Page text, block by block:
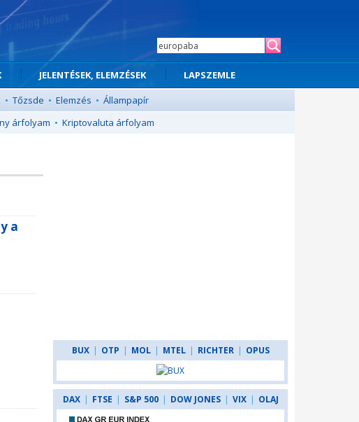
JELENTÉSEK, ELEMZÉSEK
LAPSZEMLE
• Tőzsde • Elemzés • Állampapír
árfolyam • Kriptovaluta árfolyam
a
BUX | OTP | MOL | MTEL | RICHTER | OPUS
DAX | FTSE | S&P 500 | DOW JONES | VIX | OLAJ